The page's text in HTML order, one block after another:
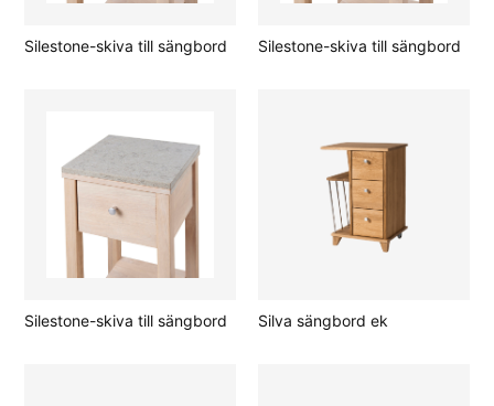
Silestone-skiva till sängbord Silestone-skiva till sängbord
Silestone-skiva till sängbord Silva sängbord ek